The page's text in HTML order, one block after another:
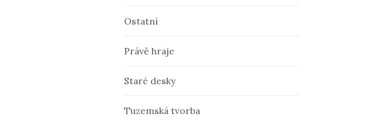
Ostatní
Právě hraje
Staré desky
Tuzemská tvorba